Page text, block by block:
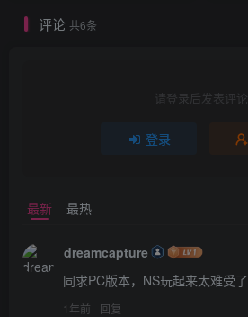
评论 共6条
请登录后发表评论
登录
最新 最热
dreamcapture
同求PC版本，NS玩起来太难受了
1年前 回复